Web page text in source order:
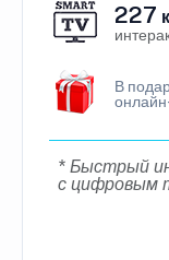
227
В
* Быстрый
с цифровым